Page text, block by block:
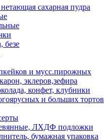
сахарная пудра
безе
и мусс.пирожных
эклеров,зефира
конфет, клубники
и больших тортов
ЛХДФ подложки
бумажная упаковка